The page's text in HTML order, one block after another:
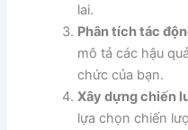
lai.
Phân tích tác
mô tả các hậu
chức của bạn.
Xây dựng chiến
lựa chọn chiến